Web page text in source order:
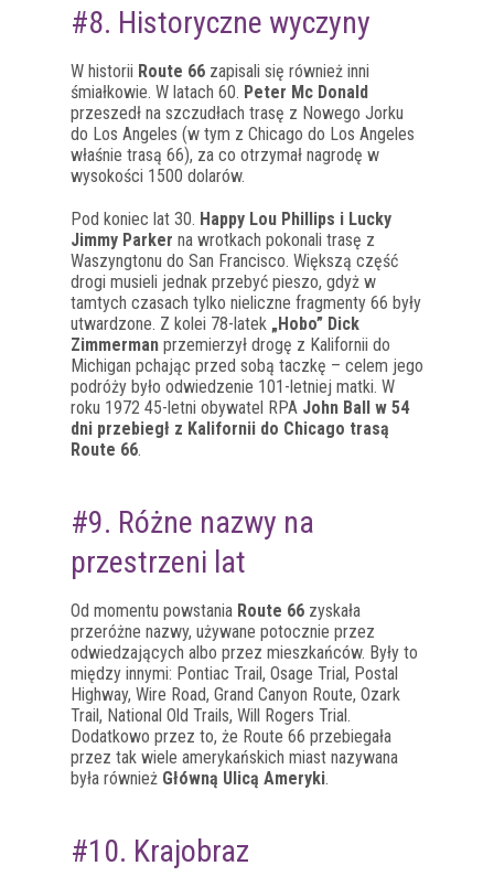
#8. Historyczne wyczyny
W historii Route 66 zapisali się również inni
śmiałkowie. W latach 60. Peter Mc Donald
przeszedł na szczudłach trasę z Nowego Jorku
do Los Angeles (w tym z Chicago do Los Angeles
właśnie trasą 66), za co otrzymał nagrodę w
wysokości 1500 dolarów.
Pod koniec lat 30. Happy Lou Phillips i Lucky
Jimmy Parker na wrotkach pokonali trasę z
Waszyngtonu do San Francisco. Większą część
drogi musieli jednak przebyć pieszo, gdyż w
tamtych czasach tylko nieliczne fragmenty 66 były
utwardzone. Z kolei 78-latek „Hobo” Dick
Zimmerman przemierzył drogę z Kalifornii do
Michigan pchając przed sobą taczkę – celem jego
podróży było odwiedzenie 101-letniej matki. W
roku 1972 45-letni obywatel RPA John Ball w 54
dni przebiegł z Kalifornii do Chicago trasą
Route 66.
#9. Różne nazwy na
przestrzeni lat
Od momentu powstania Route 66 zyskała
przeróżne nazwy, używane potocznie przez
odwiedzających albo przez mieszkańców. Były to
między innymi: Pontiac Trail, Osage Trial, Postal
Highway, Wire Road, Grand Canyon Route, Ozark
Trail, National Old Trails, Will Rogers Trial.
Dodatkowo przez to, że Route 66 przebiegała
przez tak wiele amerykańskich miast nazywana
była również Główną Ulicą Ameryki.
#10. Krajobraz